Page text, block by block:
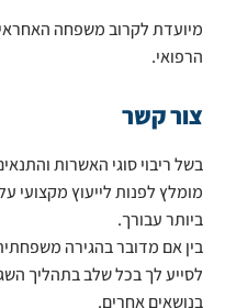
מיועדת לקרוב משפחה
הרפואי.
צור קשר
בשל ריבוי סוגי האשרות
מומלץ לפנות לייעוץ
ביותר עבורך.
בין אם מדובר בהגירה
לסייע לך בכל שלב בתהליך
בנושאים אחרים.